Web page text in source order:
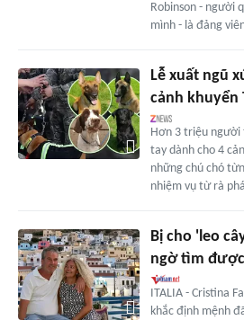
Robinson - người
mình - là đảng
Lễ xuất ngũ
cảnh khuyển
Hơn 3 triệu người
tay dành cho 4
những chú chó
nhiệm vụ từ rà
Bị cho 'leo
ngờ tìm
ITALIA - Cristina
khắc định mệnh